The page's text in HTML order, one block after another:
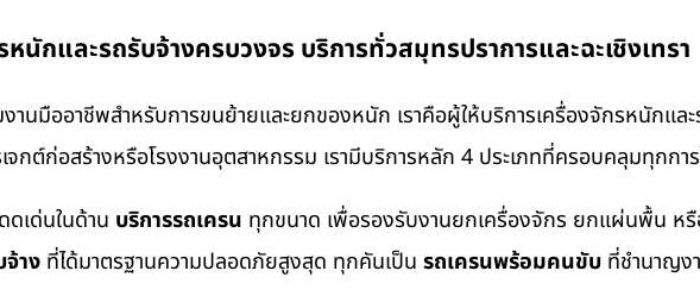
นักและรถรับจ้างครบวงจร บริการทั่วสมุทรปราการและฉะเชิงเทรา
นมืออาชีพสำหรับการขนย้ายและยกของหนัก เราคือผู้ให้บริการเครื่องจักรหนักแ
เจกต์ก่อสร้างหรือโรงงานอุตสาหกรรม เรามีบริการหลัก 4 ประเภทที่ครอบคลุมทุกกา
ดดเด่นในด้าน บริการรถเครน ทุกขนาด เพื่อรองรับงานยกเครื่องจักร ยกแผ่นพื้น ห
าง ที่ได้มาตรฐานความปลอดภัยสูงสุด ทุกคันเป็น รถเครนพร้อมคนขับ ที่ชำนาญง